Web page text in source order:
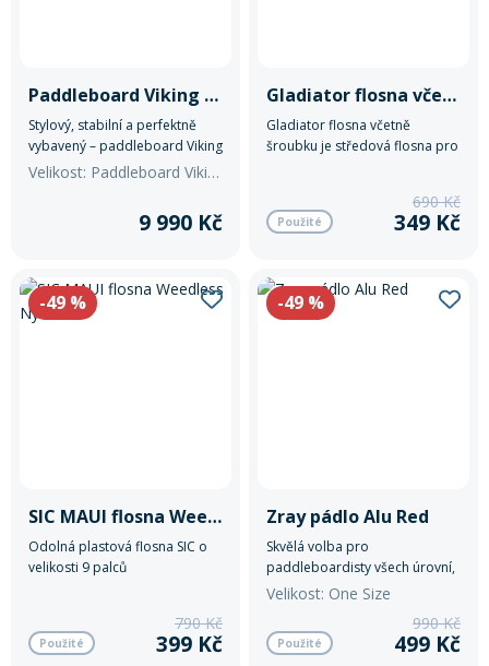
Paddleboard Viking Ice Raider I
Stylový, stabilní a perfektně
vybavený – paddleboard Viking
Ice Raider I vám otevře svět
jistotou. Díky pečlivě navržené
příslušenství je ideální volbou
pro začátečníky i pokročilé
Velikost: Paddleboard Viking Ice Raider I
9 990 Kč
Gladiator flosna včetně šroubku
Gladiator flosna včetně
šroubku je středová flosna pro
držení směru.
Použité
690 Kč
349 Kč
-49 %
SIC MAUI flosna Weedless Nylon 9''
Odolná plastová flosna SIC o
velikosti 9 palců
Použité
790 Kč
399 Kč
-49 %
Zray pádlo Alu Red
Skvělá volba pro
paddleboardisty všech úrovní,
kteří hledají kombinaci kvality,
Velikost: One Size
Použité
990 Kč
499 Kč